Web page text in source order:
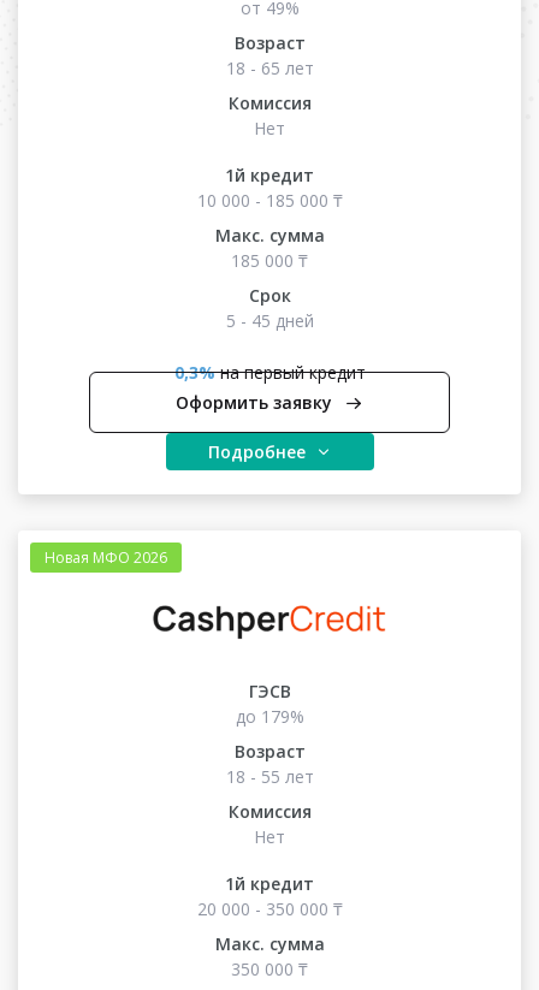
от 49%
Возраст
18 - 65 лет
Комиссия
Нет
1й кредит
10 000 - 185 000 ₸
Макс. сумма
185 000 ₸
Срок
5 - 45 дней
0,3%на первый кредит
Оформить заявку
Подробнее
Новая МФО 2026
ГЭСВ
до 179%
Возраст
18 - 55 лет
Комиссия
Нет
1й кредит
20 000 - 350 000 ₸
Макс. сумма
350 000 ₸